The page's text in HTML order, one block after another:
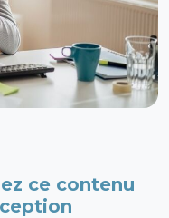
ce contenu